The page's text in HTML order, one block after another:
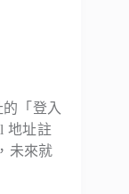
「登入
地址註
未來就